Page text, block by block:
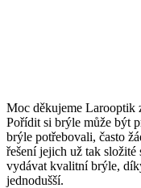
Moc děkujeme Larooptik
Pořídit si brýle může být
brýle potřebovali, často
řešení jejich už tak
vydávat kvalitní brýle,
jednodušší.